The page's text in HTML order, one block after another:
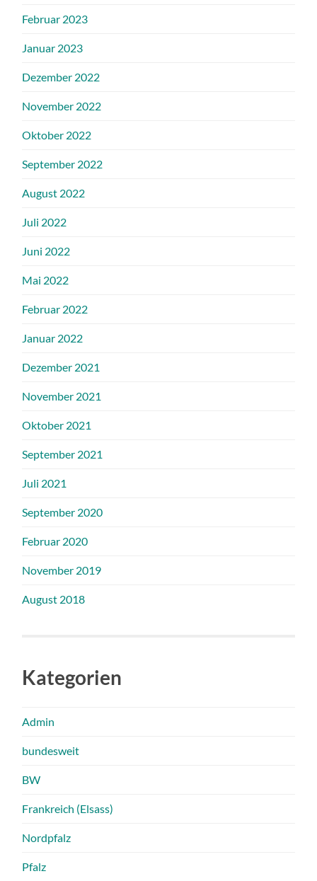
Februar 2023
Januar 2023
Dezember 2022
November 2022
Oktober 2022
September 2022
August 2022
Juli 2022
Juni 2022
Mai 2022
Februar 2022
Januar 2022
Dezember 2021
November 2021
Oktober 2021
September 2021
Juli 2021
September 2020
Februar 2020
November 2019
August 2018
Kategorien
Admin
bundesweit
BW
Frankreich (Elsass)
Nordpfalz
Pfalz